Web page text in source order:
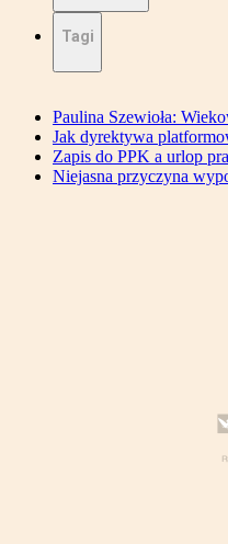
Tagi
Paulina Szewioła:
Jak dyrektywa
Zapis do PPK a urlop
Niejasna przyczyna